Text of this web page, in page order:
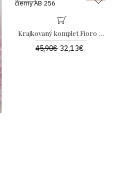
Krajkovaný komplet Fioro čierny AB 256
45,90€ 32,13€